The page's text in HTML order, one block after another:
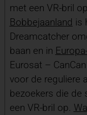
met een VR-bril
Bobbejaanland is
Dreamcatcher
baan en in
Eurosat –
voor de reguliere
bezoekers die de
een VR-bril op.